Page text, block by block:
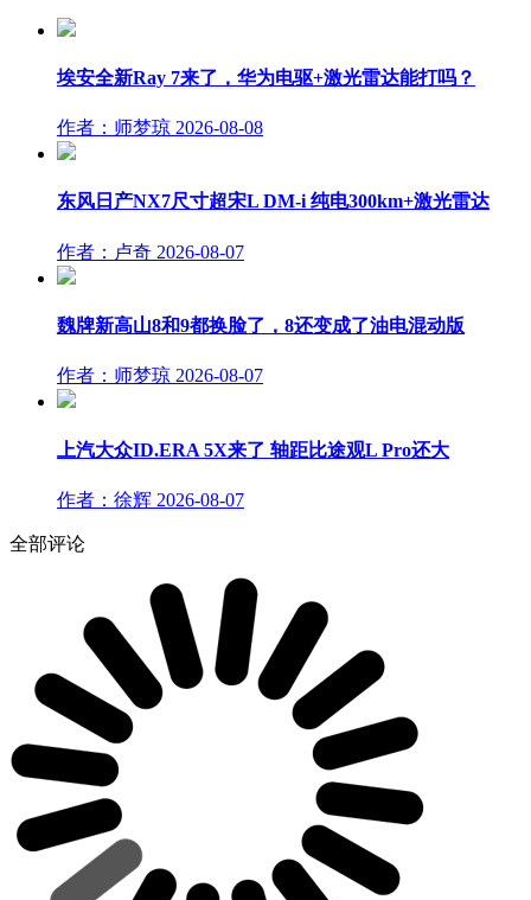
埃安全新Ray 7来了，华为电驱+激光雷达能打吗？
作者：师梦琼 2026-08-08
东风日产NX7尺寸超宋L DM-i 纯电300km+激光雷达
作者：卢奇 2026-08-07
魏牌新高山8和9都换脸了，8还变成了油电混动版
作者：师梦琼 2026-08-07
上汽大众ID.ERA 5X来了 轴距比途观L Pro还大
作者：徐辉 2026-08-07
全部评论